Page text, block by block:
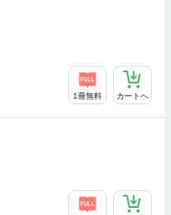
1冊無料 カートへ